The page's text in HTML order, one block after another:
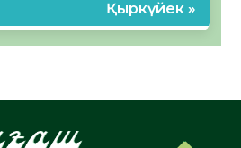
Қыркүйек »